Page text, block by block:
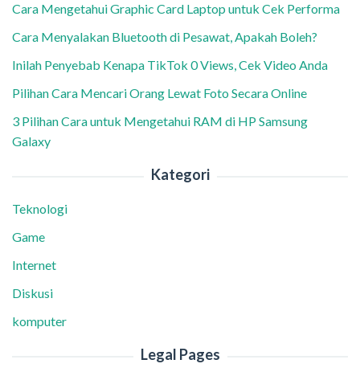
Cara Mengetahui Graphic Card Laptop untuk Cek Performa
Cara Menyalakan Bluetooth di Pesawat, Apakah Boleh?
Inilah Penyebab Kenapa TikTok 0 Views, Cek Video Anda
Pilihan Cara Mencari Orang Lewat Foto Secara Online
3 Pilihan Cara untuk Mengetahui RAM di HP Samsung
Galaxy
Kategori
Teknologi
Game
Internet
Diskusi
komputer
Legal Pages